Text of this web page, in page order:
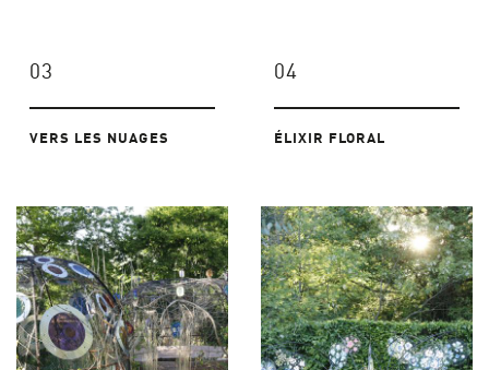
03
VERS LES NUAGES
04
ÉLIXIR FLORAL